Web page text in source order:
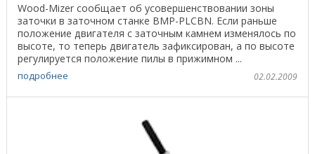
Wood-Mizer сообщает об усовершенствовании зоны
заточки в заточном станке BMP-PLCBN. Если раньше
положение двигателя с заточным камнем изменялось по
высоте, то теперь двигатель зафиксирован, а по высоте
регулируется положение пилы в прижимном ...
подробнее 02.02.2009